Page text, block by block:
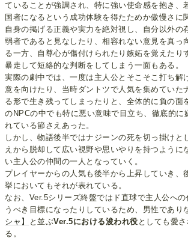
ていることが強調され、特に強い使命感を抱き、
国者になるという成功体験を得たためか傲慢さに
自身の掲げる正義や実力を絶対視し、自分以外の
弱者であると見なしたり、相容れない意見を真っ
る一方、自尊心が傷付けられたり嫉妬を覚えたり
暴走して短絡的な判断をしてしまう一面もある。
実際の劇中では、一度は主人公とそこそこ打ち解
意を向けたり、当時ダントツで人気を集めていた
る形で生き残ってしまったりと、全体的に負の面
のNPCの中でも特に悪い意味で目立ち、徹底的に
れている節さえあった。
しかし、物語後半ではナジーンの死を切っ掛けと
えから脱却して広い視野や思いやりを持つように
い主人公の仲間の一人となっていく。
プレイヤーからの人気も後半から上昇していき、
挙においてもそれが表れている。
なお、Ver.5シリーズ終盤ではド直球で主人公へ
うべき目標になったりしているため、男性であり
シャ】
と並ぶVer.5における浚われ役 としても愛
る。